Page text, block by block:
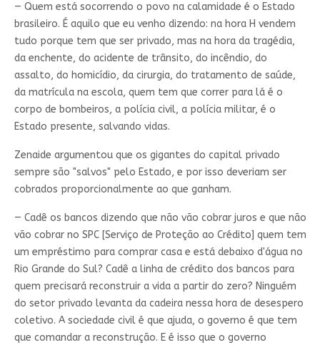
— Quem está socorrendo o povo na calamidade é o Estado
brasileiro. É aquilo que eu venho dizendo: na hora H vendem
tudo porque tem que ser privado, mas na hora da tragédia,
da enchente, do acidente de trânsito, do incêndio, do
assalto, do homicídio, da cirurgia, do tratamento de saúde,
da matrícula na escola, quem tem que correr para lá é o
corpo de bombeiros, a polícia civil, a polícia militar, é o
Estado presente, salvando vidas.
Zenaide argumentou que os gigantes do capital privado
sempre são "salvos" pelo Estado, e por isso deveriam ser
cobrados proporcionalmente ao que ganham.
— Cadê os bancos dizendo que não vão cobrar juros e que não
vão cobrar no SPC [Serviço de Proteção ao Crédito] quem tem
um empréstimo para comprar casa e está debaixo d'água no
Rio Grande do Sul? Cadê a linha de crédito dos bancos para
quem precisará reconstruir a vida a partir do zero? Ninguém
do setor privado levanta da cadeira nessa hora de desespero
coletivo. A sociedade civil é que ajuda, o governo é que tem
que comandar a reconstrução. E é isso que o governo